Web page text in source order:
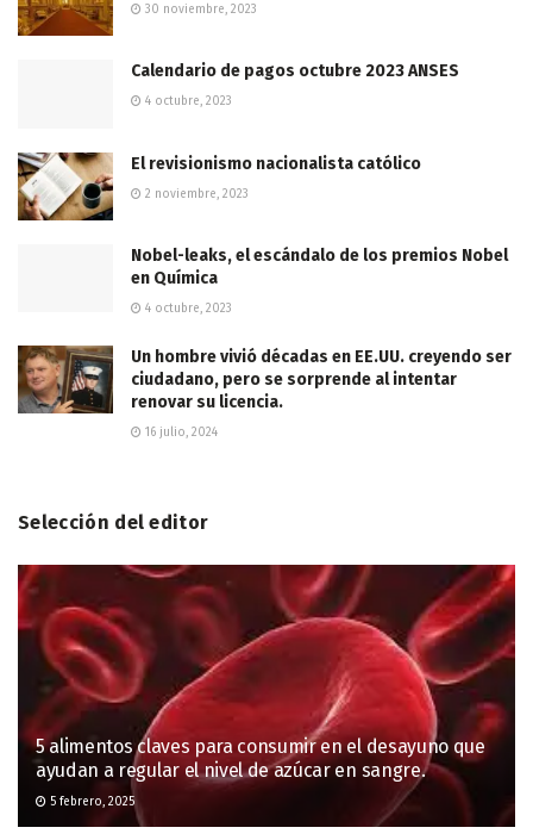
30 noviembre, 2023
Calendario de pagos octubre 2023 ANSES
4 octubre, 2023
El revisionismo nacionalista católico
2 noviembre, 2023
Nobel-leaks, el escándalo de los premios Nobel
en Química
4 octubre, 2023
Un hombre vivió décadas en EE.UU. creyendo ser
ciudadano, pero se sorprende al intentar
renovar su licencia.
16 julio, 2024
Selección del editor
5 alimentos claves para consumir en el desayuno que
ayudan a regular el nivel de azúcar en sangre.
5 febrero, 2025